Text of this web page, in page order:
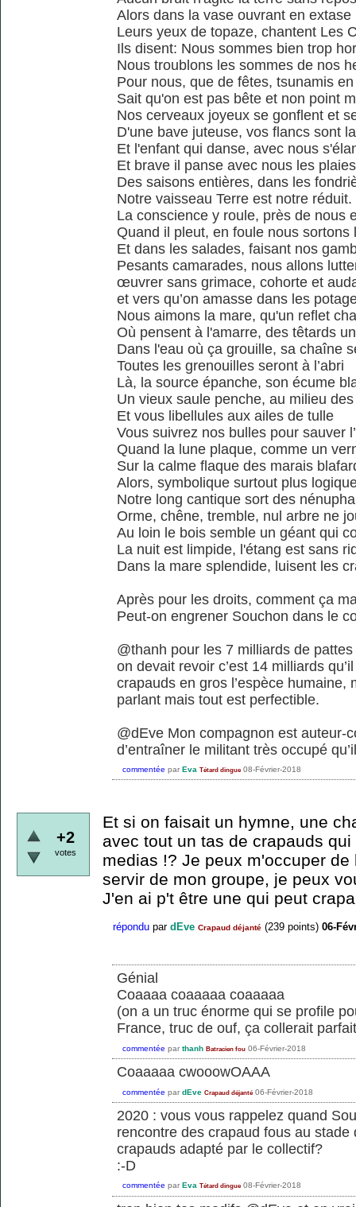
Alors dans la vase ouvrant en extase
Leurs yeux de topaze, chantent Les
Ils disent: Nous sommes bien trop
Nous troublons les sommes de nos
Pour nous, que de fêtes, tsunamis
Sait qu'on est pas bête et non point
Nos cerveaux joyeux se gonflent et
D'une bave juteuse, vos flancs sont
Et l'enfant qui danse, avec nous
Et brave il panse avec nous les plaies
Des saisons entières, dans les
Notre vaisseau Terre est notre réduit.
La conscience y roule, près de nous
Quand il pleut, en foule nous sortons
Et dans les salades, faisant nos
Pesants camarades, nous allons
œuvrer sans grimace, cohorte et
et vers qu’on amasse dans les
Nous aimons la mare, qu'un reflet
Où pensent à l'amarre, des têtards
Dans l'eau où ça grouille, sa chaîne
Toutes les grenouilles seront à l’abri
Là, la source épanche, son écume
Un vieux saule penche, au milieu
Et vous libellules aux ailes de tulle
Vous suivrez nos bulles pour sauver
Quand la lune plaque, comme un
Sur la calme flaque des marais
Alors, symbolique surtout plus
Notre long cantique sort des
Orme, chêne, tremble, nul arbre ne
Au loin le bois semble un géant qui
La nuit est limpide, l'étang est sans
Dans la mare splendide, luisent les
Après pour les droits, comment ça
Peut-on engrener Souchon dans le
@thanh pour les 7 milliards de
on devait revoir c’est 14 milliards
crapauds en gros l’espèce
parlant mais tout est perfectible.
@dEve Mon compagnon est auteur-
d’entraîner le militant très occupé
commentée par Eva Tétard dingue 08-Février-2018
+2
votes
Et si on faisait un hymne, une
avec tout un tas de crapauds
medias !? Je peux m'occuper
servir de mon groupe, je peux
J'en ai p't être une qui peut
répondu par dEve Crapaud déjanté (239 points) 06-
Génial
Coaaaa coaaaaa coaaaaa
(on a un truc énorme qui se profile
France, truc de ouf, ça collerait
commentée par thanh Batracien fou 06-Février-2018
Coaaaaa cwooowOAAA
commentée par dEve Crapaud déjanté 06-Février-2018
2020 : vous vous rappelez quand
rencontre des crapaud fous au
crapauds adapté par le collectif?
:-D
commentée par Eva Tétard dingue 08-Février-2018